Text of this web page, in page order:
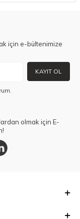
için e-bültenimize
KAYIT OL
olmak için E-